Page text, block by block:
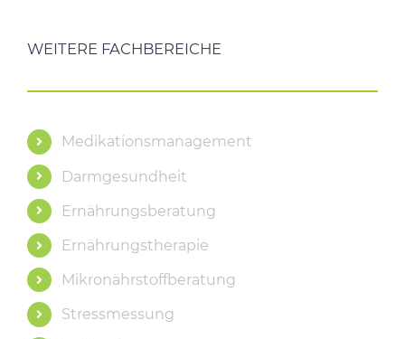
WEITERE FACHBEREICHE
Medikationsmanagement
Darmgesundheit
Ernährungsberatung
Ernährungstherapie
Mikronährstoffberatung
Stressmessung